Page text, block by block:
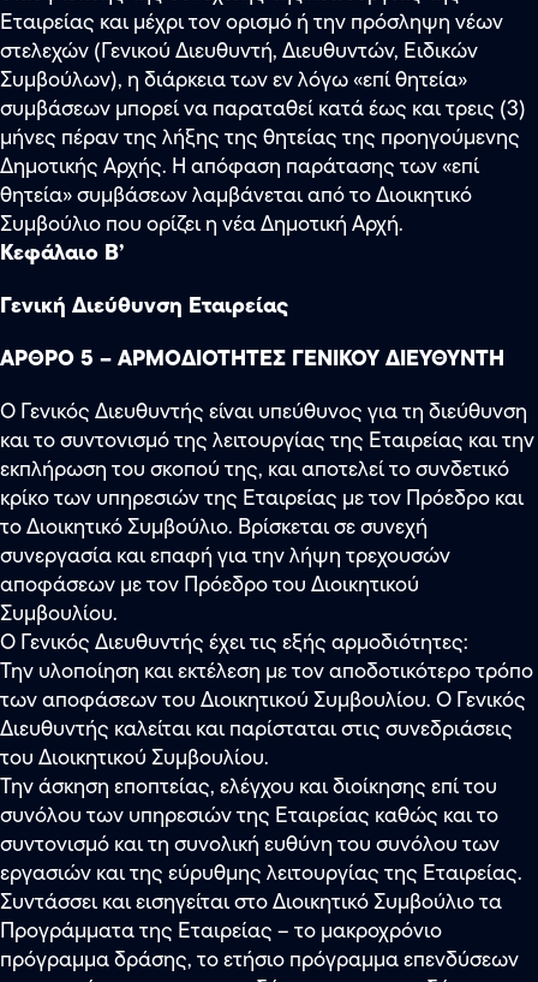
Εταιρείας και μέχρι τον ορισμό ή την πρόσληψη νέων
στελεχών (Γενικού Διευθυντή, Διευθυντών, Ειδικών
Συμβούλων), η διάρκεια των εν λόγω «επί θητεία»
συμβάσεων μπορεί να παραταθεί κατά έως και τρεις (3)
μήνες πέραν της λήξης της θητείας της προηγούμενης
Δημοτικής Αρχής. Η απόφαση παράτασης των «επί
θητεία» συμβάσεων λαμβάνεται από το Διοικητικό
Συμβούλιο που ορίζει η νέα Δημοτική Αρχή.
Κεφάλαιο Β’
Γενική Διεύθυνση Εταιρείας
ΑΡΘΡΟ 5 – ΑΡΜΟΔΙΟΤΗΤΕΣ ΓΕΝΙΚΟΥ ΔΙΕΥΘΥΝΤΗ
Ο Γενικός Διευθυντής είναι υπεύθυνος για τη διεύθυνση
και το συντονισμό της λειτουργίας της Εταιρείας και την
εκπλήρωση του σκοπού της, και αποτελεί το συνδετικό
κρίκο των υπηρεσιών της Εταιρείας με τον Πρόεδρο και
το Διοικητικό Συμβούλιο. Βρίσκεται σε συνεχή
συνεργασία και επαφή για την λήψη τρεχουσών
αποφάσεων με τον Πρόεδρο του Διοικητικού
Συμβουλίου.
Ο Γενικός Διευθυντής έχει τις εξής αρμοδιότητες:
Την υλοποίηση και εκτέλεση με τον αποδοτικότερο τρόπο
των αποφάσεων του Διοικητικού Συμβουλίου. Ο Γενικός
Διευθυντής καλείται και παρίσταται στις συνεδριάσεις
του Διοικητικού Συμβουλίου.
Την άσκηση εποπτείας, ελέγχου και διοίκησης επί του
συνόλου των υπηρεσιών της Εταιρείας καθώς και το
συντονισμό και τη συνολική ευθύνη του συνόλου των
εργασιών και της εύρυθμης λειτουργίας της Εταιρείας.
Συντάσσει και εισηγείται στο Διοικητικό Συμβούλιο τα
Προγράμματα της Εταιρείας – το μακροχρόνιο
πρόγραμμα δράσης, το ετήσιο πρόγραμμα επενδύσεων